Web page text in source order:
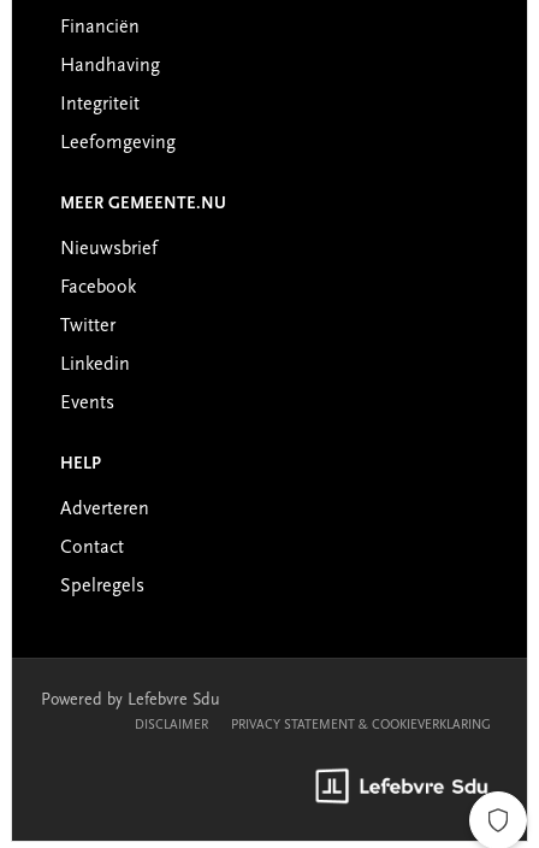
Financiën
Handhaving
Integriteit
Leefomgeving
MEER GEMEENTE.NU
Nieuwsbrief
Facebook
Twitter
Linkedin
Events
HELP
Adverteren
Contact
Spelregels
Powered by Lefebvre Sdu
DISCLAIMER PRIVACY STATEMENT & COOKIEVERKLARING